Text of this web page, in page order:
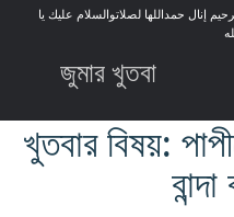
إنال حمداللها لصلاتوالسلام عليك يا
জুমার খুতবা
খুতবার বিষয়: